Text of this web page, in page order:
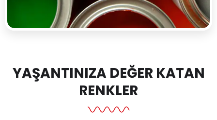
YAŞANTINIZA DEĞER KATAN
RENKLER